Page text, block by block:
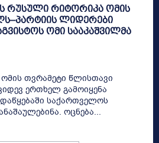
რუსული რიტორიკა ომის
ლიდერები
ომი სააკაშვილმა
თვრამეტი წლისთავი
ერთხელ გამოიყენა
საქართველოს
ოცნება...